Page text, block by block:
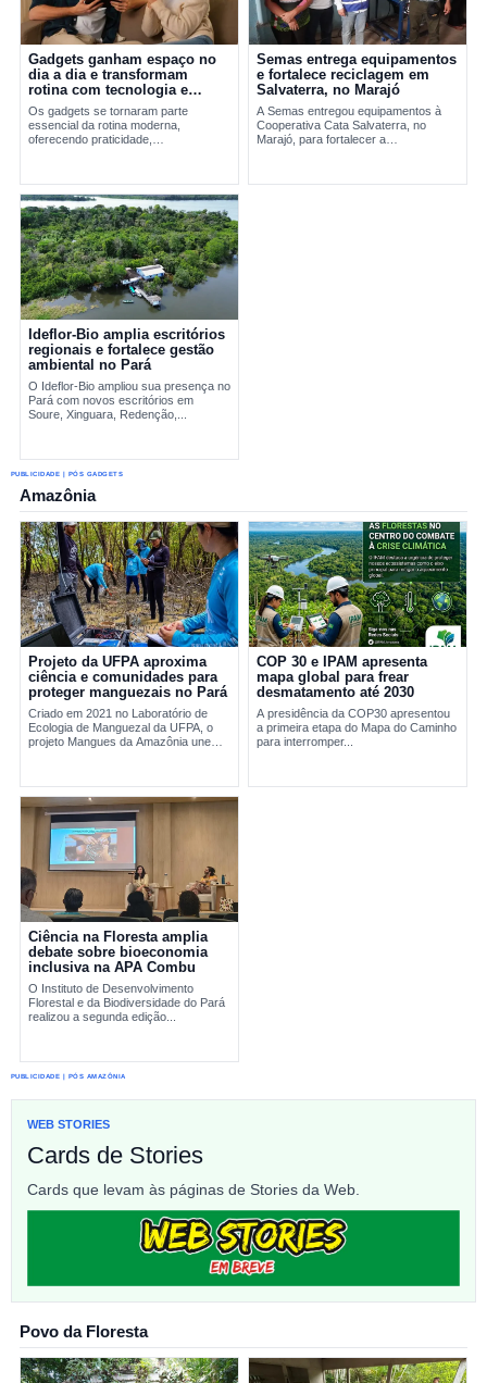
Gadgets ganham espaço no
dia a dia e transformam
rotina com tecnologia e
praticidade
Os gadgets se tornaram parte
essencial da rotina moderna,
oferecendo praticidade,
dispositivos vai do Walkman aos
smartphones...
Semas entrega equipamentos
e fortalece reciclagem em
Salvaterra, no Marajó
A Semas entregou equipamentos à
Cooperativa Cata Salvaterra, no
Marajó, para fortalecer a
Ideflor-Bio amplia escritórios
regionais e fortalece gestão
ambiental no Pará
O Ideflor-Bio ampliou sua presença no
Pará com novos escritórios em
Soure, Xinguara, Redenção,...
PUBLICIDADE | PÓS GADGETS
Amazônia
Projeto da UFPA aproxima
ciência e comunidades para
proteger manguezais no Pará
Criado em 2021 no Laboratório de
Ecologia de Manguezal da UFPA, o
projeto Mangues da Amazônia une
COP 30 e IPAM apresenta
mapa global para frear
desmatamento até 2030
A presidência da COP30 apresentou
a primeira etapa do Mapa do Caminho
para interromper...
Ciência na Floresta amplia
debate sobre bioeconomia
inclusiva na APA Combu
O Instituto de Desenvolvimento
Florestal e da Biodiversidade do Pará
realizou a segunda edição...
PUBLICIDADE | PÓS AMAZÔNIA
WEB STORIES
Cards de Stories
Cards que levam às páginas de Stories da Web.
Povo da Floresta